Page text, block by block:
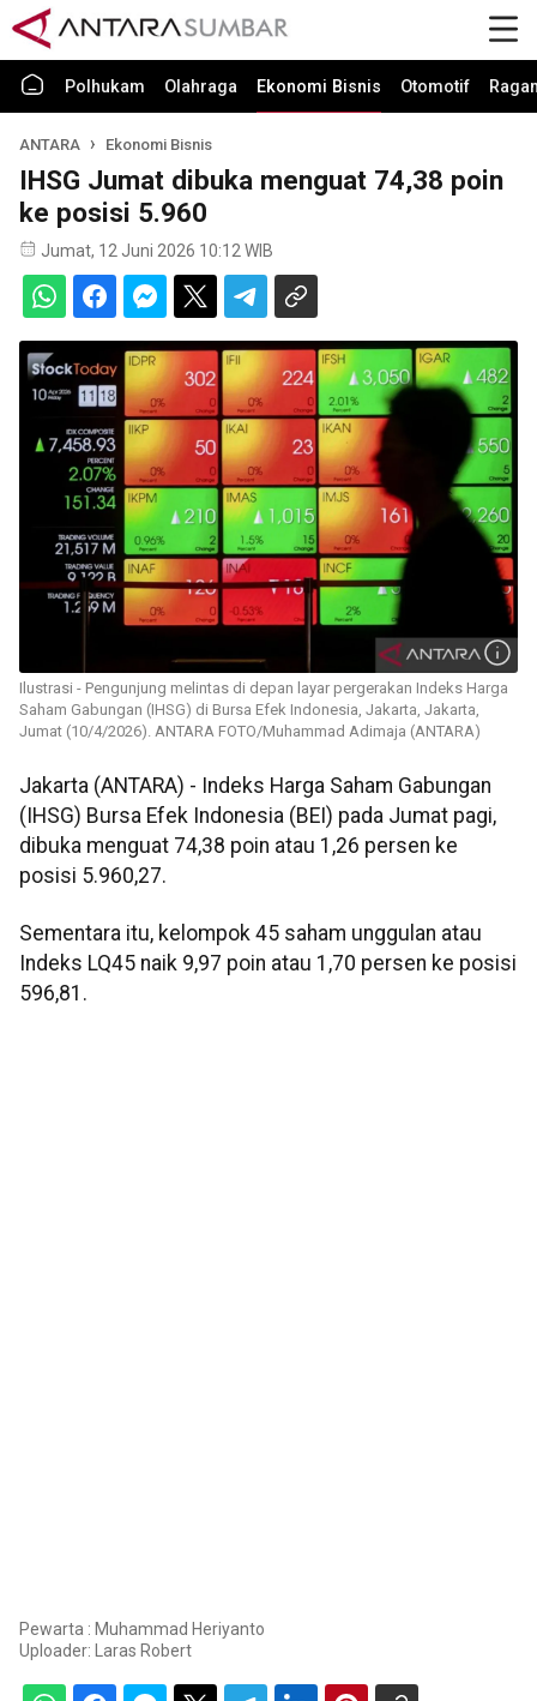
Polhukam Olahraga Ekonomi Bisnis Otomotif
ANTARA Ekonomi Bisnis
IHSG Jumat dibuka menguat 74,38 poin
ke posisi 5.960
Jumat, 12 Juni 2026 10:12 WIB
Ilustrasi - Pengunjung melintas di depan layar pergerakan Indeks Harga
Saham Gabungan (IHSG) di Bursa Efek Indonesia, Jakarta, Jakarta,
Jumat (10/4/2026). ANTARA FOTO/Muhammad Adimaja (ANTARA)
Jakarta (ANTARA) - Indeks Harga Saham Gabungan
(IHSG) Bursa Efek Indonesia (BEI) pada Jumat pagi,
dibuka menguat 74,38 poin atau 1,26 persen ke
posisi 5.960,27.
Sementara itu, kelompok 45 saham unggulan atau
Indeks LQ45 naik 9,97 poin atau 1,70 persen ke posisi
596,81.
Pewarta : Muhammad Heriyanto
Uploader: Laras Robert